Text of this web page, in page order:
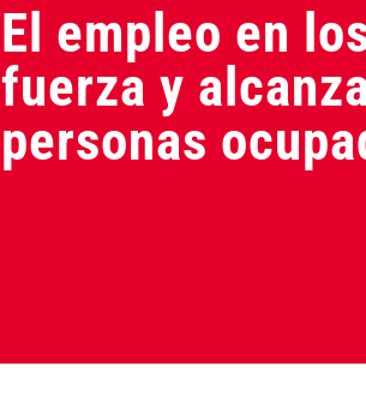
El empleo en
fuerza y
personas